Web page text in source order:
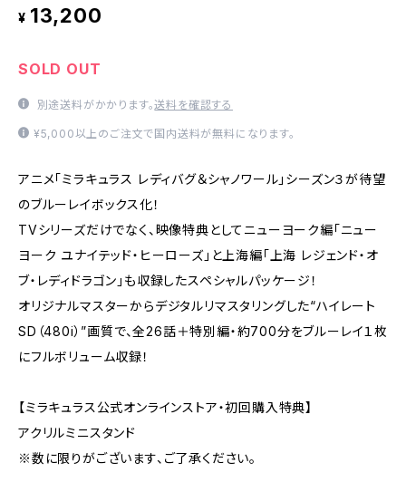
¥ 13,200
SOLD OUT
別途送料がかかります。送料を確認する
¥5,000以上のご注文で国内送料が無料になります。
アニメ「ミラキュラス レディバグ＆シャノワール」シーズン３が待望
のブルーレイボックス化！
TVシリーズだけでなく、映像特典としてニューヨーク編「ニュー
ヨーク ユナイテッド・ヒーローズ」と上海編「上海 レジェンド・オ
ブ・レディドラゴン」も収録したスペシャルパッケージ！
オリジナルマスターからデジタルリマスタリングした“ハイレート
SD（480i）”画質で、全26話＋特別編・約700分をブルーレイ１枚
にフルボリューム収録！
【ミラキュラス公式オンラインストア・初回購入特典】
アクリルミニスタンド
※数に限りがございます、ご了承ください。